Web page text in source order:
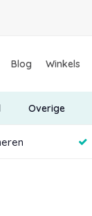
Blog Winkels
Overige